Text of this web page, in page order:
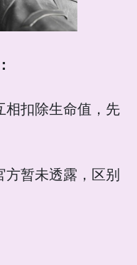
相扣除生命值，先
暂未透露，区别